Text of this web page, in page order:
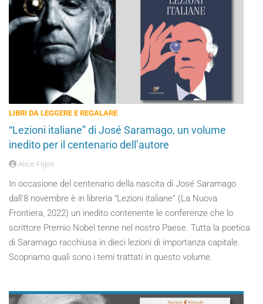
LIBRI DA LEGGERE E REGALARE
“Lezioni italiane” di José Saramago, un volume
inedito per il centenario dell’autore
Alice Figini
In occasione del centenario della nascita di José Saramago
dall’8 novembre è in libreria “Lezioni italiane” (La Nuova
Frontiera, 2022) un inedito contenente le conferenze che lo
scrittore Premio Nobel tenne nel nostro Paese. Tutta la poetica
di Saramago racchiusa in dieci lezioni di importanza capitale.
Scopriamo quali sono i temi trattati in questo volume.